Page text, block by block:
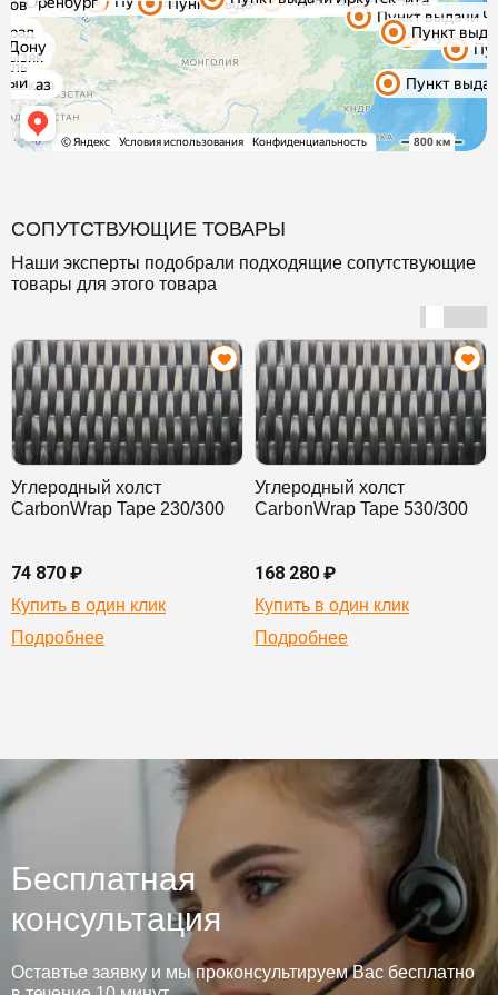
СОПУТСТВУЮЩИЕ ТОВАРЫ
Наши эксперты подобрали подходящие сопутствующие
товары для этого товара
Углеродный холст
CarbonWrap Tape 230/300
74 870 ₽
Купить в один клик
Подробнее
Углеродный холст
CarbonWrap Tape 530/300
168 280 ₽
Купить в один клик
Подробнее
Бесплатная
консультация
Оставтье заявку и мы проконсультируем Вас бесплатно